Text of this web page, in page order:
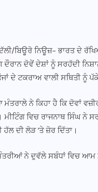
ਬਿਊਰੋ ਨਿਊਜ਼- ਭਾਰਤ ਦੇ
ਦੌਰਾਨ ਦੋਵੇਂ ਦੇਸ਼ਾਂ ਨੂੰ ਸਰਹੱਦੀ
ਦੇ ਟਕਰਾਅ ਵਾਲੀ ਸਥਿਤੀ
ਨੇ ਕਿਹਾ ਹੈ ਕਿ ਦੋਵਾਂ
ਮੀਟਿੰਗ ਵਿਚ ਰਾਜਨਾਥ ਸਿੰਘ
ਦੀ ਲੋੜ ’ਤੇ ਜ਼ੋਰ ਦਿੱਤਾ।
ਨੇ ਦੁਵੱਲੇ ਸਬੰਧਾਂ ਵਿਚ ਆਮ